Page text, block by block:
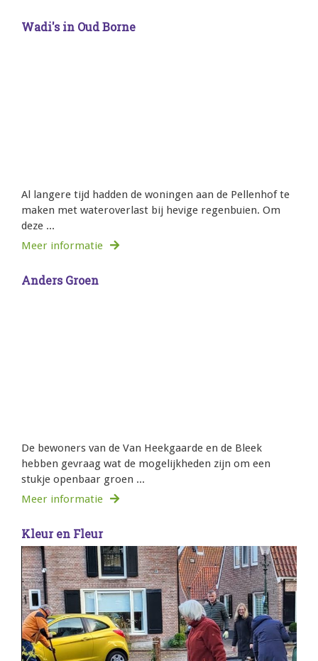
Wadi's in Oud Borne
Al langere tijd hadden de woningen aan de Pellenhof te
maken met wateroverlast bij hevige regenbuien. Om
deze ...
Meer informatie
Anders Groen
De bewoners van de Van Heekgaarde en de Bleek
hebben gevraag wat de mogelijkheden zijn om een
stukje openbaar groen ...
Meer informatie
Kleur en Fleur